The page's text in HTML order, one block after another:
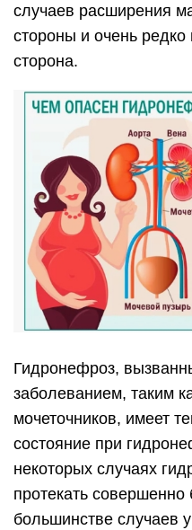
случаев расширения
стороны и очень редко
сторона.
Гидронефроз,
заболеванием, таким
мочеточников, имеет
состояние при
некоторых случаях
протекать
большинстве случаев